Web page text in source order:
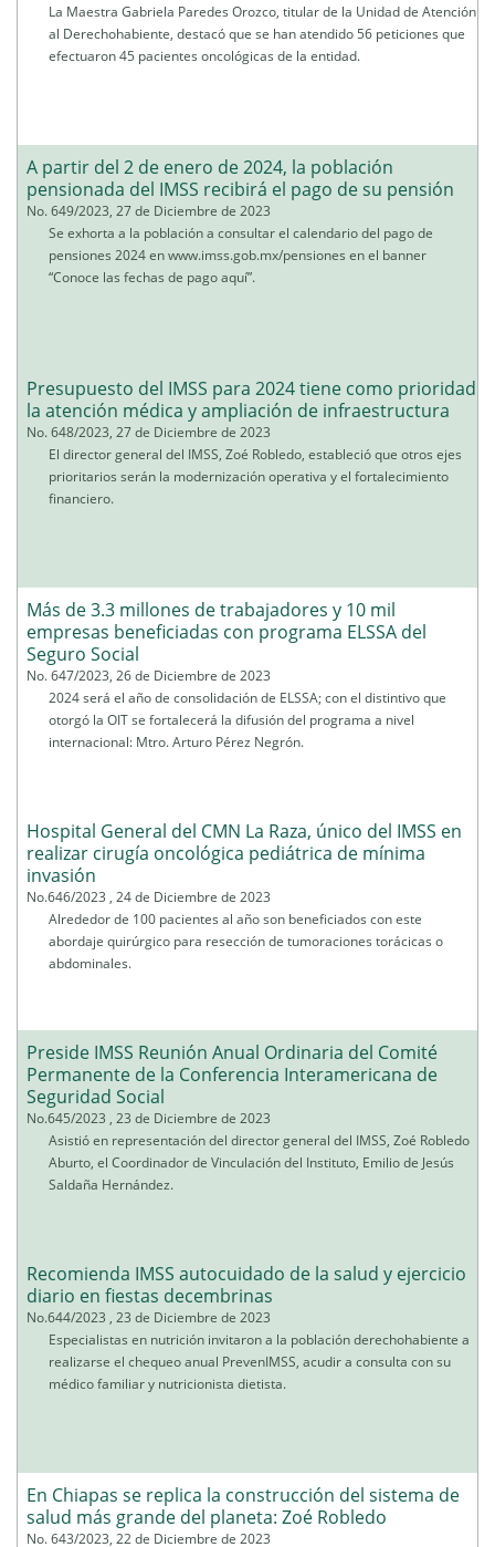
La Maestra Gabriela Paredes Orozco, titular de la Unidad de Atención
al Derechohabiente, destacó que se han atendido 56 peticiones que
efectuaron 45 pacientes oncológicas de la entidad.
A partir del 2 de enero de 2024, la población
pensionada del IMSS recibirá el pago de su pensión
No. 649/2023, 27 de Diciembre de 2023
Se exhorta a la población a consultar el calendario del pago de
pensiones 2024 en www.imss.gob.mx/pensiones en el banner
“Conoce las fechas de pago aquí”.
Presupuesto del IMSS para 2024 tiene como prioridad
la atención médica y ampliación de infraestructura
No. 648/2023, 27 de Diciembre de 2023
El director general del IMSS, Zoé Robledo, estableció que otros ejes
prioritarios serán la modernización operativa y el fortalecimiento
financiero.
Más de 3.3 millones de trabajadores y 10 mil
empresas beneficiadas con programa ELSSA del
Seguro Social
No. 647/2023, 26 de Diciembre de 2023
2024 será el año de consolidación de ELSSA; con el distintivo que
otorgó la OIT se fortalecerá la difusión del programa a nivel
internacional: Mtro. Arturo Pérez Negrón.
Hospital General del CMN La Raza, único del IMSS en
realizar cirugía oncológica pediátrica de mínima
invasión
No.646/2023 , 24 de Diciembre de 2023
Alrededor de 100 pacientes al año son beneficiados con este
abordaje quirúrgico para resección de tumoraciones torácicas o
abdominales.
Preside IMSS Reunión Anual Ordinaria del Comité
Permanente de la Conferencia Interamericana de
Seguridad Social
No.645/2023 , 23 de Diciembre de 2023
Asistió en representación del director general del IMSS, Zoé Robledo
Aburto, el Coordinador de Vinculación del Instituto, Emilio de Jesús
Saldaña Hernández.
Recomienda IMSS autocuidado de la salud y ejercicio
diario en fiestas decembrinas
No.644/2023 , 23 de Diciembre de 2023
Especialistas en nutrición invitaron a la población derechohabiente a
realizarse el chequeo anual PrevenIMSS, acudir a consulta con su
médico familiar y nutricionista dietista.
En Chiapas se replica la construcción del sistema de
salud más grande del planeta: Zoé Robledo
No. 643/2023, 22 de Diciembre de 2023